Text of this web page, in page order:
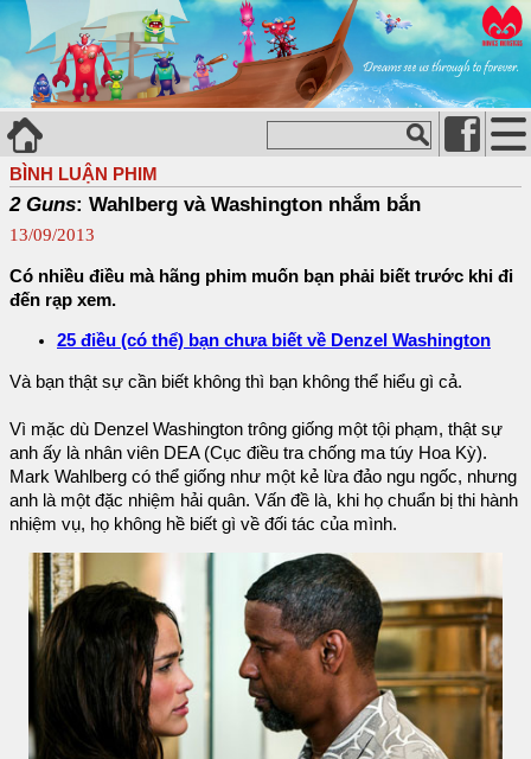
BÌNH LUẬN PHIM
2 Guns: Wahlberg và Washington nhắm bắn
13/09/2013
Có nhiều điều mà hãng phim muốn bạn phải biết trước khi đi
đến rạp xem.
25 điều (có thể) bạn chưa biết về Denzel Washington
Và bạn thật sự cần biết không thì bạn không thể hiểu gì cả.
Vì mặc dù Denzel Washington trông giống một tội phạm, thật sự
anh ấy là nhân viên DEA (Cục điều tra chống ma túy Hoa Kỳ).
Mark Wahlberg có thể giống như một kẻ lừa đảo ngu ngốc, nhưng
anh là một đặc nhiệm hải quân. Vấn đề là, khi họ chuẩn bị thi hành
nhiệm vụ, họ không hề biết gì về đối tác của mình.